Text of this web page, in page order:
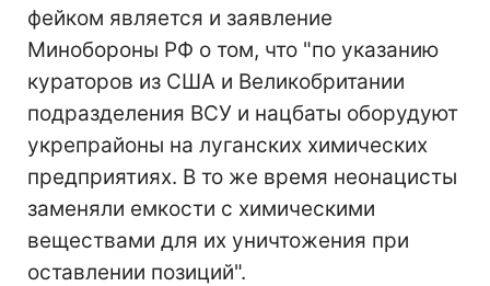
фейком является и заявление
Минобороны РФ о том, что "по указанию
кураторов из США и Великобритании
подразделения ВСУ и нацбаты оборудуют
укрепрайоны на луганских химических
предприятиях. В то же время неонацисты
заменяли емкости с химическими
веществами для их уничтожения при
оставлении позиций".